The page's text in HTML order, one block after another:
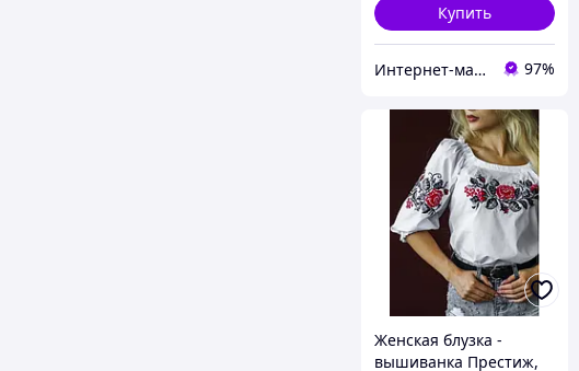
Купить
Интернет-магазин "Стильная Штучка" 97%
Женская блузка -
вышиванка Престиж,